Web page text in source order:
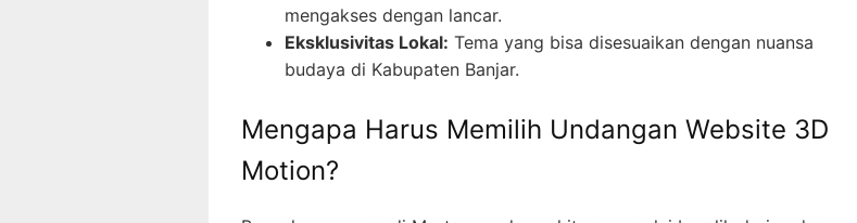
mengakses dengan lancar.
Eksklusivitas Lokal: Tema yang bisa disesuaikan dengan nuansa
budaya di Kabupaten Banjar.
Mengapa Harus Memilih Undangan Website 3D
Motion?